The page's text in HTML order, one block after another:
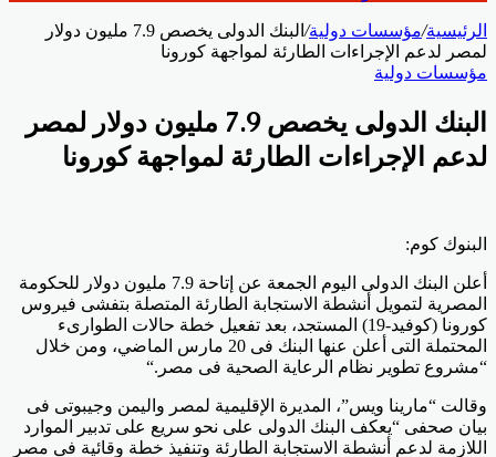
الرئيسية/مؤسسات دولية/
البنك الدولى يخصص 7.9 مليون دولار
لمصر لدعم الإجراءات الطارئة لمواجهة كورونا
مؤسسات دولية
البنك الدولى يخصص 7.9 مليون دولار لمصر
لدعم الإجراءات الطارئة لمواجهة كورونا
البنوك كوم:
أعلن البنك الدولى اليوم الجمعة عن إتاحة 7.9 مليون دولار للحكومة
المصرية لتمويل أنشطة الاستجابة الطارئة المتصلة بتفشى فيروس
كورونا (كوفيد-19) المستجد، بعد تفعيل خطة حالات الطوارىء
المحتملة التى أعلن عنها البنك فى 20 مارس الماضي، ومن خلال
“مشروع تطوير نظام الرعاية الصحية فى مصر “.
وقالت “مارينا ويس”، المديرة الإقليمية لمصر واليمن وجيبوتى فى
بيان صحفى “يعكف البنك الدولى على نحو سريع على تدبير الموارد
اللازمة لدعم أنشطة الاستجابة الطارئة وتنفيذ خطة وقائية فى مصر